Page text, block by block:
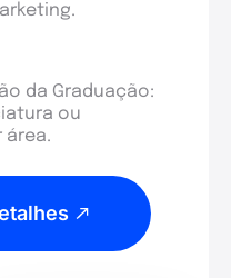
da Graduação:
ou
área.